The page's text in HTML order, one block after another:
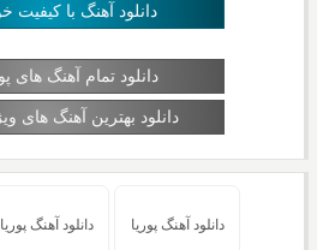
دانلود آهنگ با کیفیت
دانلود تمام آهنگ های
دانلود بهترین آهنگ های
دانلود آهنگ پوریا دانلود آهنگ پوریا